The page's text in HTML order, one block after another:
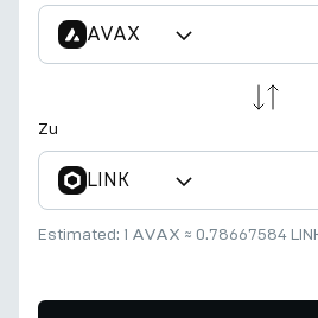
AVAX
Zu
LINK
Estimated: 1 AVAX ≈ 0.78667584